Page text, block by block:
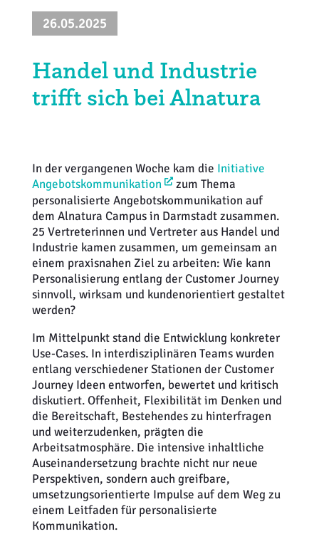
26.05.2025
Handel und Industrie
trifft sich bei Alnatura
In der vergangenen Woche kam die Initiative
Angebotskommunikation
zum Thema
personalisierte Angebotskommunikation auf
dem Alnatura Campus in Darmstadt zusammen.
25 Vertreterinnen und Vertreter aus Handel und
Industrie kamen zusammen, um gemeinsam an
einem praxisnahen Ziel zu arbeiten: Wie kann
Personalisierung entlang der Customer Journey
sinnvoll, wirksam und kundenorientiert gestaltet
werden?
Im Mittelpunkt stand die Entwicklung konkreter
Use-Cases. In interdisziplinären Teams wurden
entlang verschiedener Stationen der Customer
Journey Ideen entworfen, bewertet und kritisch
diskutiert. Offenheit, Flexibilität im Denken und
die Bereitschaft, Bestehendes zu hinterfragen
und weiterzudenken, prägten die
Arbeitsatmosphäre. Die intensive inhaltliche
Auseinandersetzung brachte nicht nur neue
Perspektiven, sondern auch greifbare,
umsetzungsorientierte Impulse auf dem Weg zu
einem Leitfaden für personalisierte
Kommunikation.
Weiterbildung
Inventurdifferenzen + Sicherheit
Klima + Energie
Logistik + Verpackung
Marketing
Payment
Personal
Public Relations
EHI LAB